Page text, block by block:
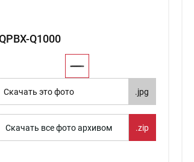
Q1000
Скачать это фото .jpg
Скачать все фото архивом .zip